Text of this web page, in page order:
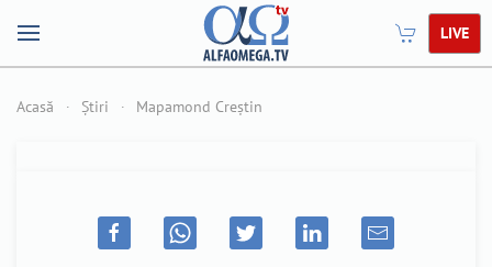
LIVE
Acasă Știri Mapamond Creștin